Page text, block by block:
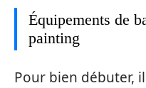
Équipements de
painting
Pour bien débuter,